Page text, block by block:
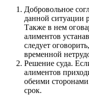
Добровольное
данной ситуации
Также в нем
алиментов
следует
временной
Решение суда.
алиментов
обеими
срок.